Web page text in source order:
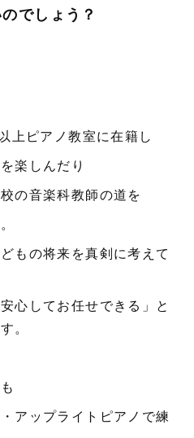
でしょう？
上ピアノ教室に在籍し
楽しんだり
の音楽科教師の道を
もの将来を真剣に考えて
心してお任せできる」と
。
アップライトピアノで練